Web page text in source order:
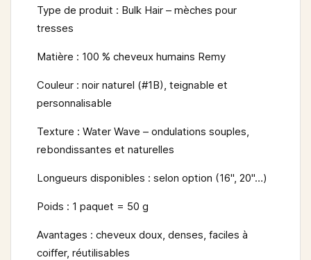
Type de produit : Bulk Hair – mèches pour
tresses
Matière : 100 % cheveux humains Remy
Couleur : noir naturel (#1B), teignable et
personnalisable
Texture : Water Wave – ondulations souples,
rebondissantes et naturelles
Longueurs disponibles : selon option (16", 20"…)
Poids : 1 paquet = 50 g
Avantages : cheveux doux, denses, faciles à
coiffer, réutilisables